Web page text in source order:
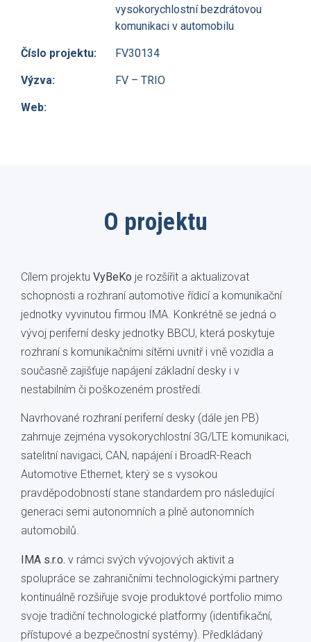
vysokorychlostní bezdrátovou
komunikaci v automobilu
Číslo projektu: FV30134
Výzva: FV – TRIO
Web:
O projektu
Cílem projektu VyBeKo je rozšířit a aktualizovat
schopnosti a rozhraní automotive řídicí a komunikační
jednotky vyvinutou firmou IMA. Konkrétně se jedná o
vývoj periferní desky jednotky BBCU, která poskytuje
rozhraní s komunikačními sítěmi uvnitř i vně vozidla a
současně zajišťuje napájení základní desky i v
nestabilním či poškozeném prostředí.
Navrhované rozhraní periferní desky (dále jen PB)
zahrnuje zejména vysokorychlostní 3G/LTE komunikaci,
satelitní navigaci, CAN, napájení i BroadR-Reach
Automotive Ethernet, který se s vysokou
pravděpodobností stane standardem pro následující
generaci semi autonomních a plně autonomních
automobilů.
IMA s.r.o. v rámci svých vývojových aktivit a
spolupráce se zahraničními technologickými partnery
kontinuálně rozšiřuje svoje produktové portfolio mimo
svoje tradiční technologické platformy (identifikační,
přístupové a bezpečnostní systémy). Předkládaný